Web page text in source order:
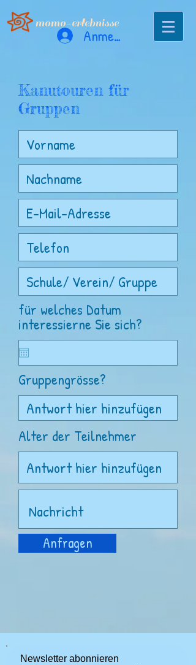
momo-erlebnisse
Anmelden
Kanutouren für
Gruppen
für welches Datum
interessierne Sie sich?
Gruppengrösse?
Alter der Teilnehmer
Anfragen
Newsletter abonnieren